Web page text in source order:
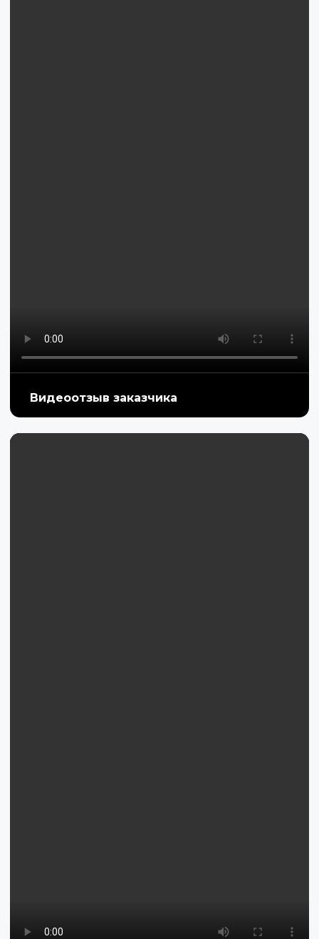
Видеоотзыв заказчика